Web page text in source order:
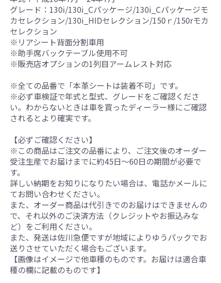
グレード：130i/130i_Cパッケージ/130i_Cパッケージモ
カセレクション/130i_HIDセレクション/150ｒ/150rモカ
セレクション
※リアシート背面分割車用
※助手席バックテーブル使用不可
※販売店オプションの1列目アームレスト対応
※全ての品番で「本革シートは装着不可」です。
※必ず車検証で年式と型式、グレードをご確認くださ
い。わからないときは車を買ったディーラー様にご確認
されるとより確実です。
【必ずご確認ください】
※この商品はご注文の品番により、ご注文後のオーダー
受注生産でお届けまでに約45日～60日の期間が必要で
す。
詳しい納期をお知りになりたい場合は、電話かメールに
てお問い合わせください。
また、オーダー商品は代引きでのお届けはできませんの
で、それ以外のご決済方法（クレジットやお振込みな
ど）をご利用ください。
また、発送は佐川急便ですが地域によりゆうパックでお
送りさせていただく場合もございます。
【画像はイメージで他車種のものです。お届けは適合車
種の欄に記載のものです】